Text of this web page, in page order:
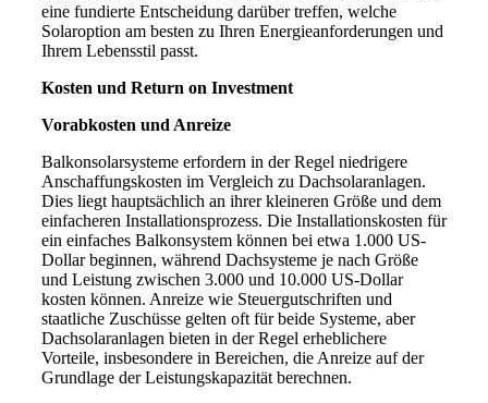
eine fundierte Entscheidung darüber treffen, welche
Solaroption am besten zu Ihren Energieanforderungen und
Ihrem Lebensstil passt.
Kosten und Return on Investment
Vorabkosten und Anreize
Balkonsolarsysteme erfordern in der Regel niedrigere
Anschaffungskosten im Vergleich zu Dachsolaranlagen.
Dies liegt hauptsächlich an ihrer kleineren Größe und dem
einfacheren Installationsprozess. Die Installationskosten für
ein einfaches Balkonsystem können bei etwa 1.000 US-
Dollar beginnen, während Dachsysteme je nach Größe
und Leistung zwischen 3.000 und 10.000 US-Dollar
kosten können. Anreize wie Steuergutschriften und
staatliche Zuschüsse gelten oft für beide Systeme, aber
Dachsolaranlagen bieten in der Regel erheblichere
Vorteile, insbesondere in Bereichen, die Anreize auf der
Grundlage der Leistungskapazität berechnen.